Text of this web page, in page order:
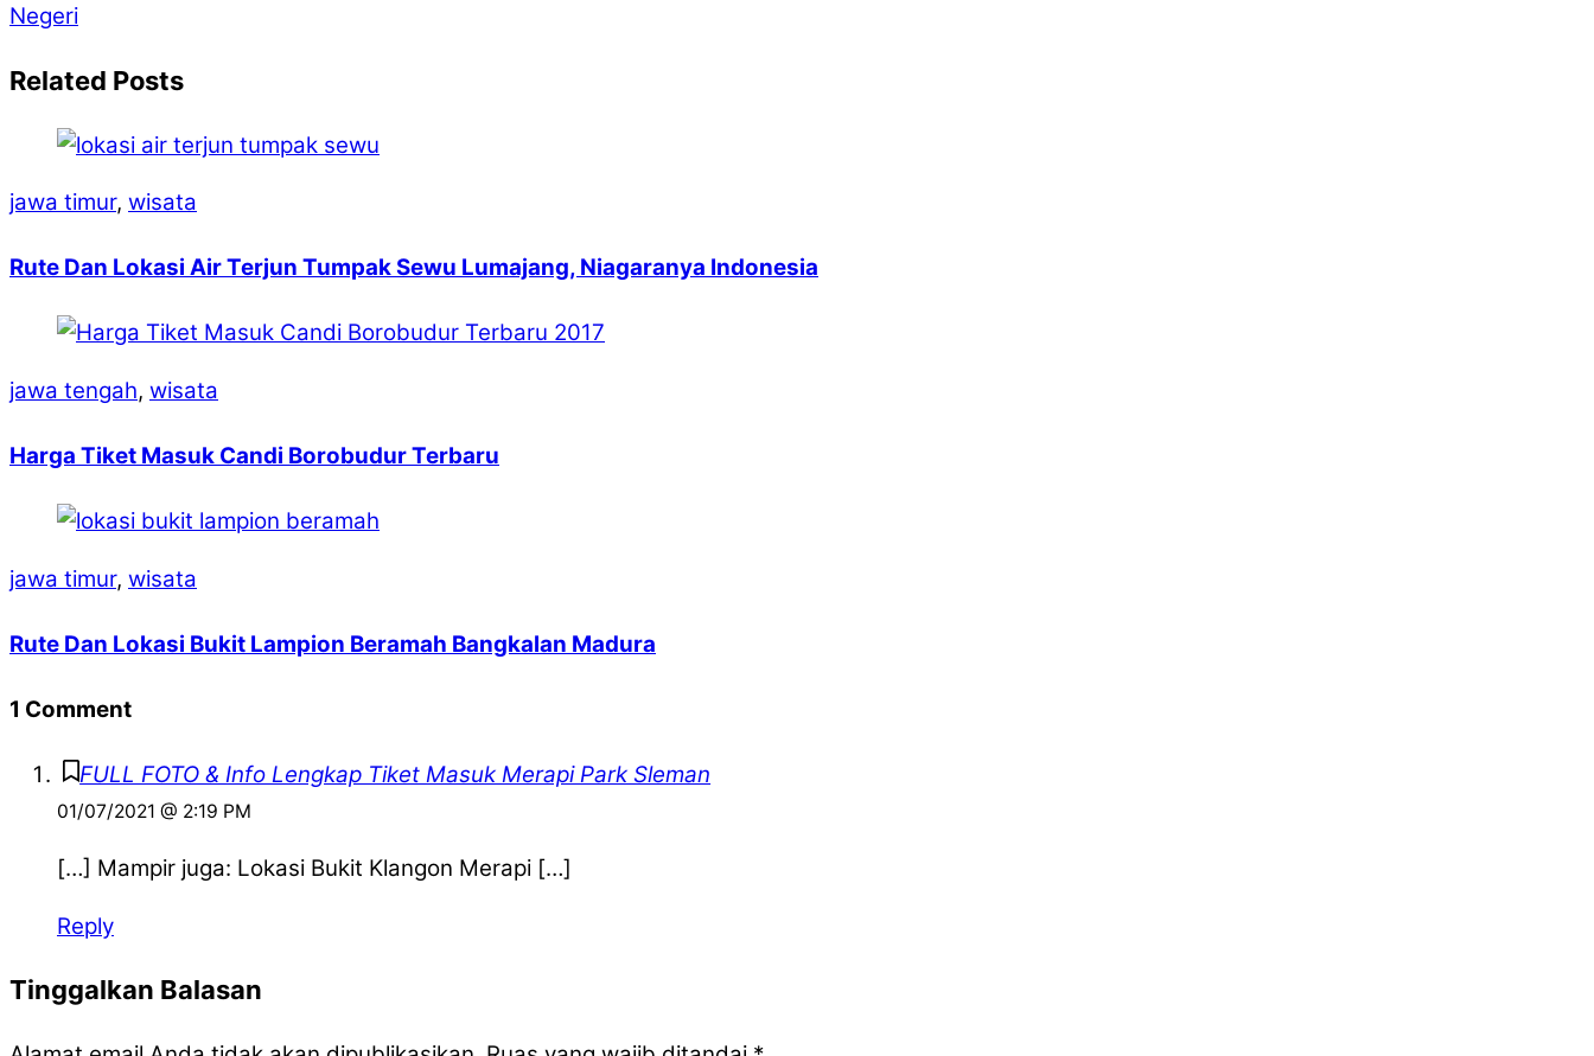
Negeri
Related Posts
jawa timur, wisata
Rute Dan Lokasi Air Terjun Tumpak Sewu Lumajang, Niagaranya Indonesia
jawa tengah, wisata
Harga Tiket Masuk Candi Borobudur Terbaru
jawa timur, wisata
Rute Dan Lokasi Bukit Lampion Beramah Bangkalan Madura
1 Comment
FULL FOTO & Info Lengkap Tiket Masuk Merapi Park Sleman
01/07/2021 @ 2:19 PM
[…] Mampir juga: Lokasi Bukit Klangon Merapi […]
Reply
Tinggalkan Balasan